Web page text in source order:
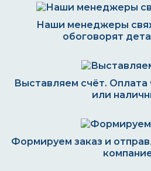
Наши менеджеры
обоговорят
Выставляем счёт. Оплата
или
Формируем заказ и